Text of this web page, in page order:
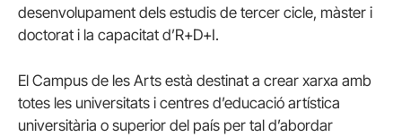
desenvolupament dels estudis de tercer cicle, màster i
doctorat i la capacitat d’R+D+I.
El Campus de les Arts està destinat a crear xarxa amb
totes les universitats i centres d’educació artística
universitària o superior del país per tal d’abordar